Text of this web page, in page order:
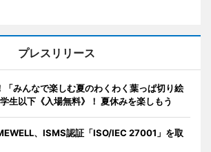
プレスリリース
「みんなで楽しむ夏のわくわく葉っぱ切り絵
生以下《入場無料》！ 夏休みを楽しもう
、ISMS認証「ISO/IEC 27001」を取